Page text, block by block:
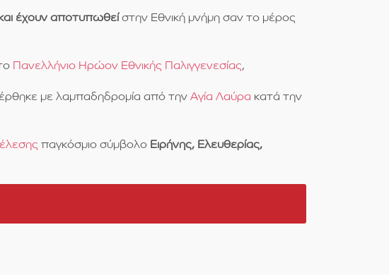
έχουν αποτυπωθείστην Εθνική μνήμη σαν το μέρος
Πανελλήνιο Ηρώον Εθνικής Παλιγγενεσίας,
με λαμπαδηδρομία από την Αγία Λαύρα κατά την
παγκόσμιο σύμβολο Ειρήνης, Ελευθερίας,